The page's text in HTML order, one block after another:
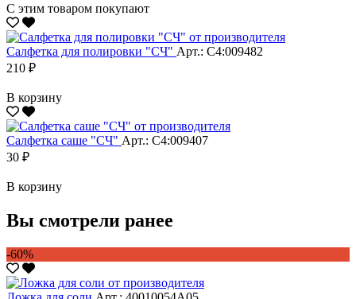
С этим товаром покупают
Салфетка для полировки "CЧ" Арт.: С4:009482
210 ₽
В корзину
Салфетка саше "CЧ" Арт.: С4:009407
30 ₽
В корзину
Вы смотрели ранее
-60%